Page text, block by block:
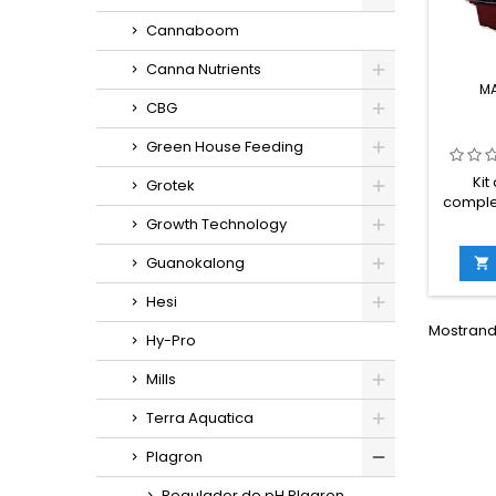
Cannaboom
Canna Nutrients
CBG
Green House Feeding
Grotek
Growth Technology
Guanokalong
Hesi
Hy-Pro
Mills
Terra Aquatica
Plagron
Kit
de
